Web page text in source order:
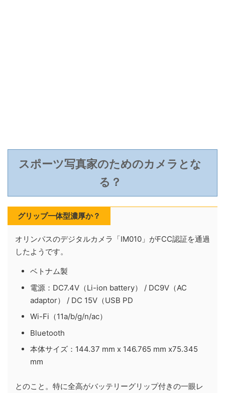
スポーツ写真家のためのカメラとな
る？
グリップ一体型濃厚か？
オリンパスのデジタルカメラ「IM010」がFCC認証を通過
したようです。
ベトナム製
電源：DC7.4V（Li-ion battery） / DC9V（AC
adaptor） / DC 15V（USB PD
Wi-Fi（11a/b/g/n/ac）
Bluetooth
本体サイズ：144.37 mm x 146.765 mm x75.345
mm
とのこと。特に全高がバッテリーグリップ付きの一眼レ